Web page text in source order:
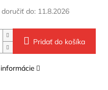
do: 11.8.2026
Pridať do košíka